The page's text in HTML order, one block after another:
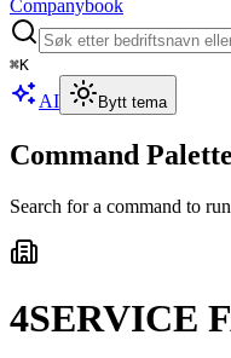
Companybook
⌘K
AI Bytt tema
Command Palette
Search for a command to
4SERVICE